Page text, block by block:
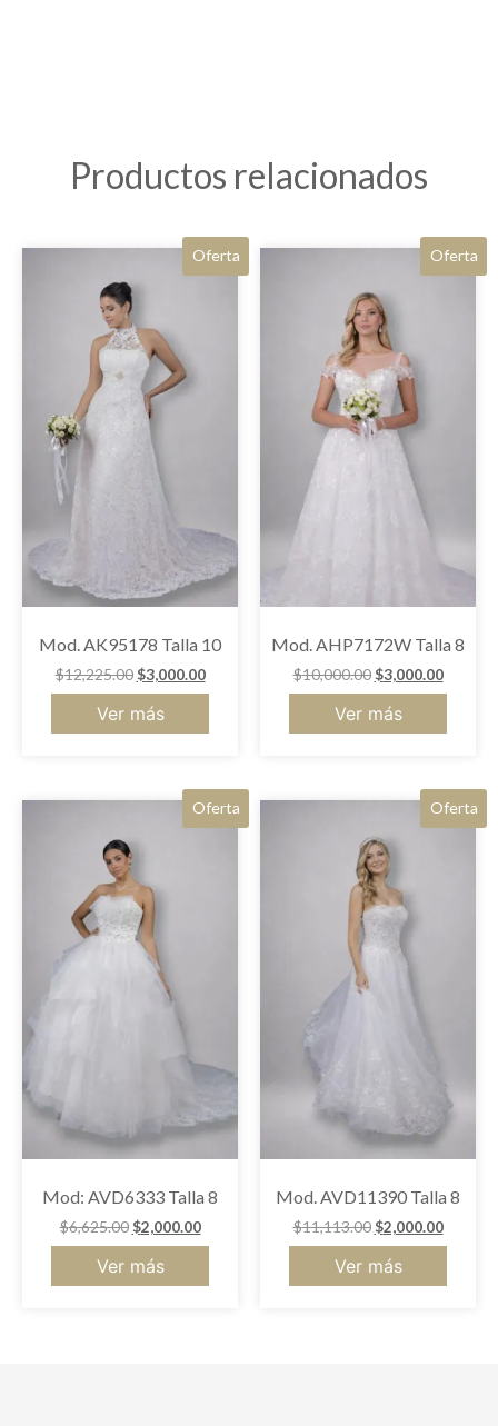
Productos relacionados
Oferta
Mod. AK95178 Talla 10
$12,225.00 $3,000.00
Ver más
Oferta
Mod. AHP7172W Talla 8
$10,000.00 $3,000.00
Ver más
Oferta
Mod: AVD6333 Talla 8
$6,625.00 $2,000.00
Ver más
Oferta
Mod. AVD11390 Talla 8
$11,113.00 $2,000.00
Ver más